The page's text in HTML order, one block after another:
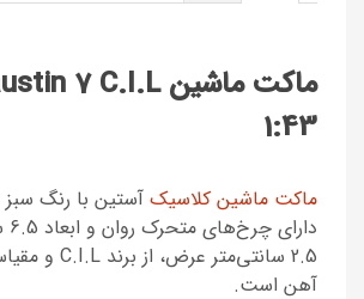
1:43
ماکت ماشین کلاسیکآستین با رنگ
آهن است.